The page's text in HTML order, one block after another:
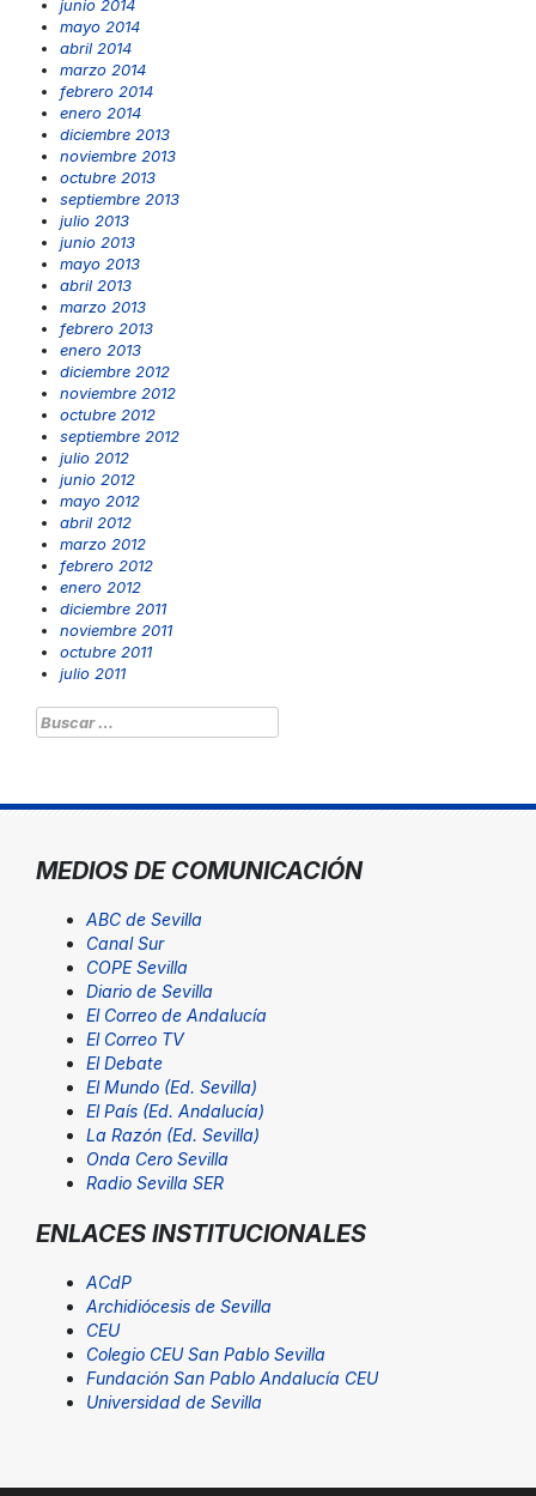
junio 2014
mayo 2014
abril 2014
marzo 2014
febrero 2014
enero 2014
diciembre 2013
noviembre 2013
octubre 2013
septiembre 2013
julio 2013
junio 2013
mayo 2013
abril 2013
marzo 2013
febrero 2013
enero 2013
diciembre 2012
noviembre 2012
octubre 2012
septiembre 2012
julio 2012
junio 2012
mayo 2012
abril 2012
marzo 2012
febrero 2012
enero 2012
diciembre 2011
noviembre 2011
octubre 2011
julio 2011
Buscar:
MEDIOS DE COMUNICACIÓN
ABC de Sevilla
Canal Sur
COPE Sevilla
Diario de Sevilla
El Correo de Andalucía
El Correo TV
El Debate
El Mundo (Ed. Sevilla)
El País (Ed. Andalucía)
La Razón (Ed. Sevilla)
Onda Cero Sevilla
Radio Sevilla SER
ENLACES INSTITUCIONALES
ACdP
Archidiócesis de Sevilla
CEU
Colegio CEU San Pablo Sevilla
Fundación San Pablo Andalucía CEU
Universidad de Sevilla